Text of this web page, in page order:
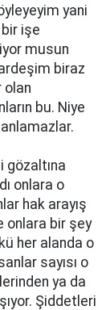
yani
işe
musun
biraz
olan
bu. Niye
gözaltına
onlara o
hak arayış
onlara bir şey
her alanda o
sayısı o
ya da
Şiddetleri